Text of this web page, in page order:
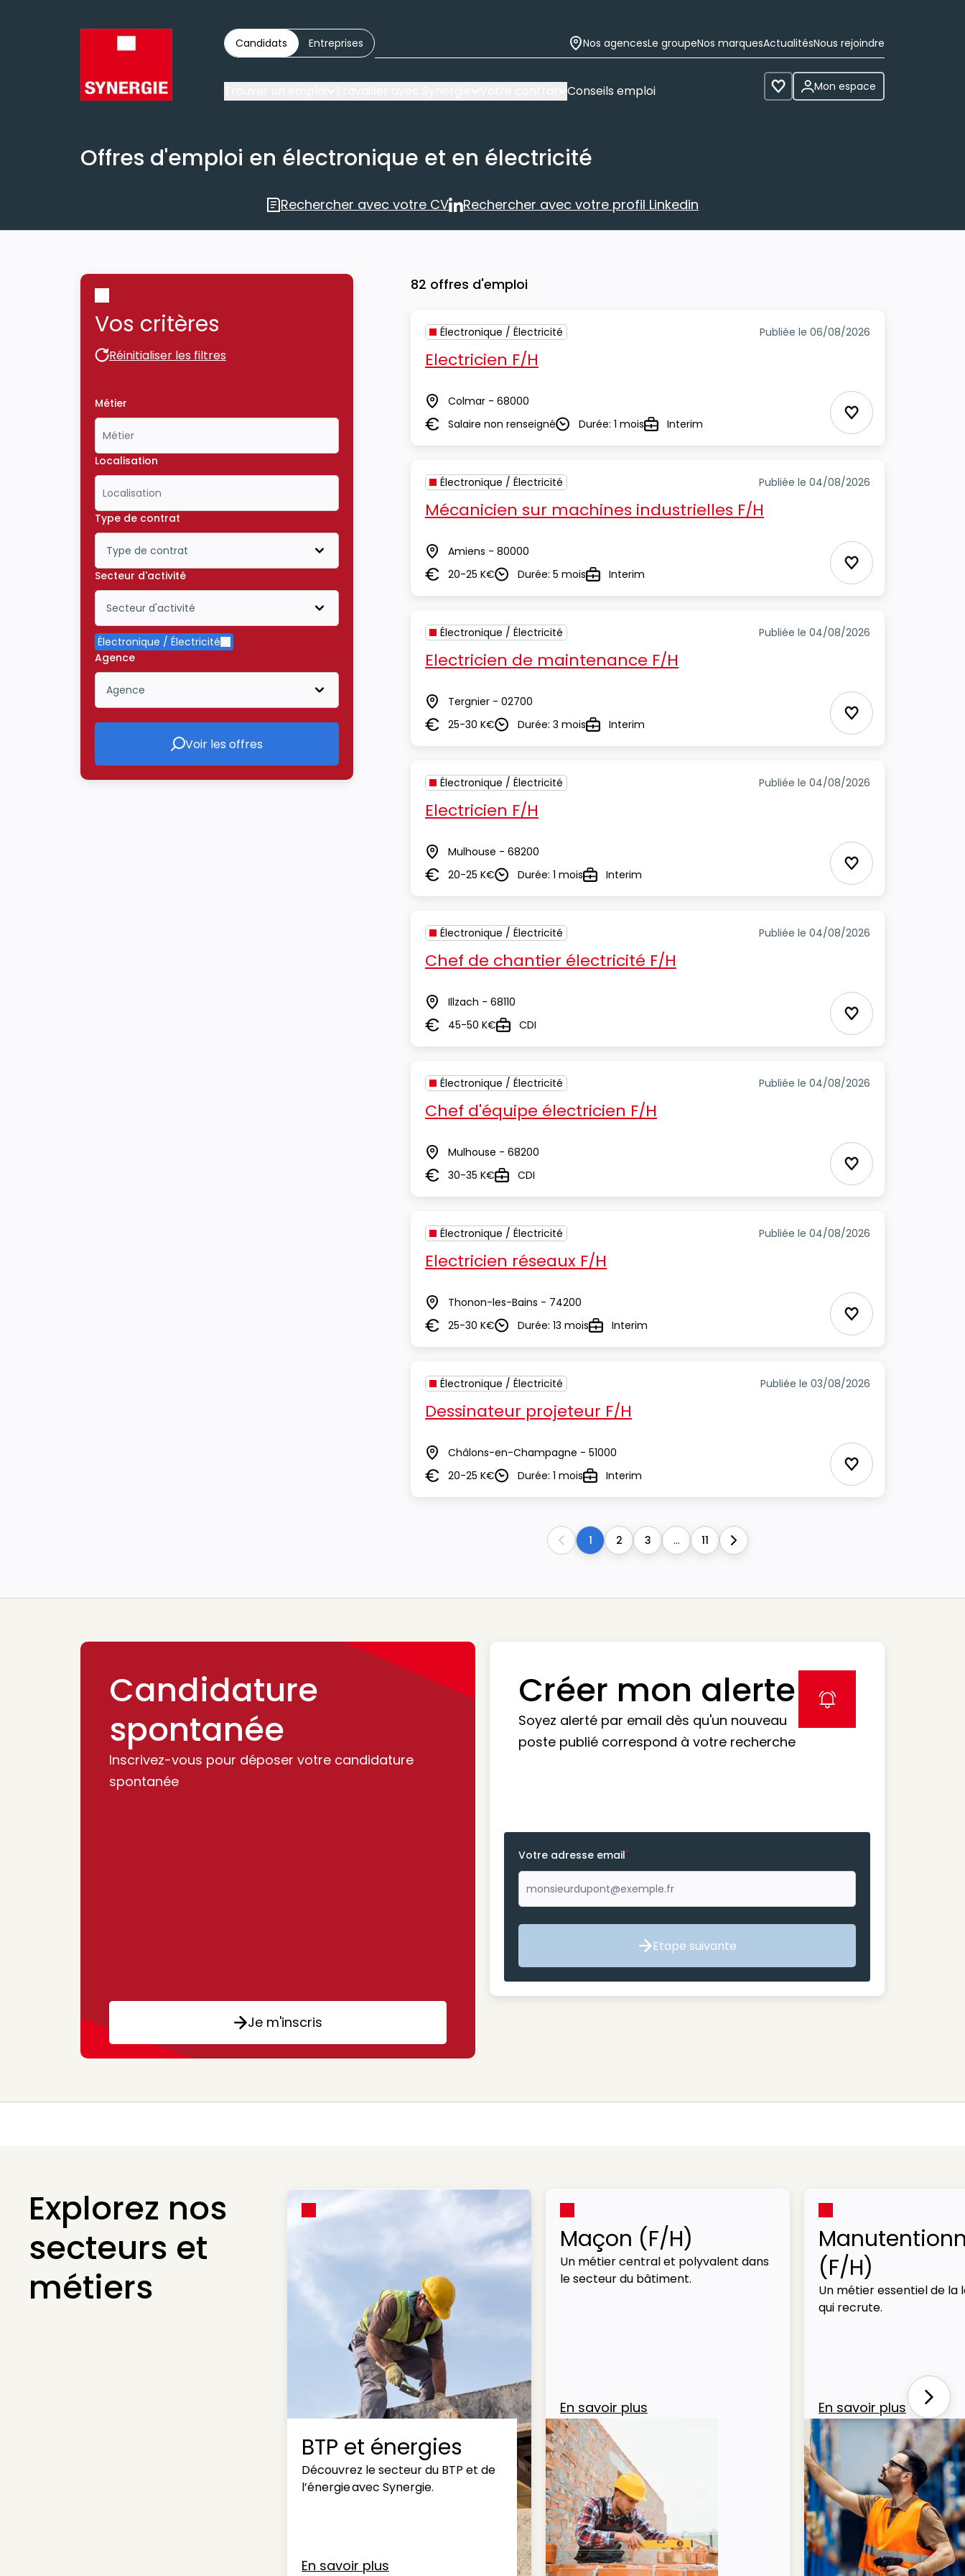
Candidats Entreprises Nos agencesLe groupeNos marquesActualitésNous rejoindre
Conseils emploi Voir les favoris
Mon espace
Offres d'emploi en électronique et en électricité
Rechercher avec votre CV
Rechercher avec votre CV
Rechercher avec votre profil Linkedin
Rechercher avec votre profil Linkedin
Vos critères
Réinitialiser les filtres
Réinitialiser les filtres
Métier
Localisation
Type de contrat
Type de contrat
Icône ouvrir la liste déroulante
Secteur d'activité
Secteur d'activité
Icône ouvrir la liste déroulante
Électronique / Électricité
Supprimer le critère Électronique / Électricité
Agence
Agence
Icône ouvrir la liste déroulante
Voir les offres
Voir les offres
82 offres d'emploi
Électronique / Électricité Publiée le 06/08/2026
Electricien F/H
Lieu Colmar - 68000
SalaireSalaire non renseignéDuréeDurée: 1 moisTypeInterim Ajouter aux
Électronique / Électricité Publiée le 04/08/2026
Mécanicien sur machines industrielles F/H
Lieu Amiens - 80000
Salaire20-25 K€DuréeDurée: 5 moisTypeInterim Ajouter aux
Électronique / Électricité Publiée le 04/08/2026
Electricien de maintenance F/H
Lieu Tergnier - 02700
Salaire25-30 K€DuréeDurée: 3 moisTypeInterim Ajouter aux
Électronique / Électricité Publiée le 04/08/2026
Electricien F/H
Lieu Mulhouse - 68200
Salaire20-25 K€DuréeDurée: 1 moisTypeInterim Ajouter aux
Électronique / Électricité Publiée le 04/08/2026
Chef de chantier électricité F/H
Lieu Illzach - 68110
Salaire45-50 K€TypeCDI Ajouter aux
Électronique / Électricité Publiée le 04/08/2026
Chef d'équipe électricien F/H
Lieu Mulhouse - 68200
Salaire30-35 K€TypeCDI Ajouter aux
Électronique / Électricité Publiée le 04/08/2026
Electricien réseaux F/H
Lieu Thonon-les-Bains - 74200
Salaire25-30 K€DuréeDurée: 13 moisTypeInterim Ajouter aux
Électronique / Électricité Publiée le 03/08/2026
Dessinateur projeteur F/H
Lieu Châlons-en-Champagne - 51000
Salaire20-25 K€DuréeDurée: 1 moisTypeInterim Ajouter aux
Previous
1 2 3 ... 11 Next
Candidature
spontanée
Inscrivez-vous pour déposer votre candidature
spontanée
Je m'inscris
Créer mon alerte
Soyez alerté par email dès qu'un nouveau
poste publié correspond à votre recherche
label icon
Votre adresse email*
Etape suivante
Etape suivante
Explorez nos
secteurs et
métiers
BTP et énergies
Découvrez le secteur du BTP et de
l’énergie avec Synergie.
En savoir plus
Maçon (F/H)
Un métier central et polyvalent dans
le secteur du bâtiment.
En savoir plus
(F/H)
Un métier essentiel de la
qui recrute.
En savoir plus Next